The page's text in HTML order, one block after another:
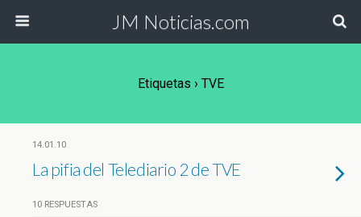
JM Noticias.com
Etiquetas › TVE
14.01.10
La pifia del Telediario 2 de TVE
10 RESPUESTAS